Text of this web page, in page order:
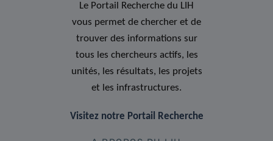
Le Portail Recherche du LIH
vous permet de chercher et de
trouver des informations sur
tous les chercheurs actifs, les
unités, les résultats, les projets
et les infrastructures.
Visitez notre Portail Recherche